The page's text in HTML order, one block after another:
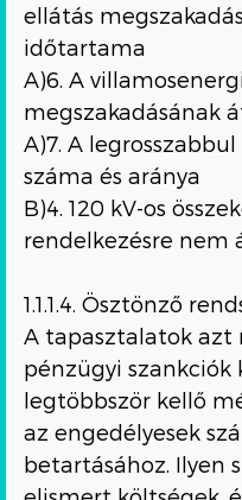
ellátás
időtartama
A)6. A
megszakadásának
A)7. A
száma és aránya
B)4. 120 kV-os
rendelkezésre nem
1.1.1.4. Ösztönző
A tapasztalatok azt
pénzügyi szankciók
legtöbbször kellő
az engedélyesek
betartásához. Ilyen